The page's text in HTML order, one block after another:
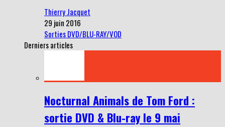
Thierry Jacquet
29 juin 2016
Sorties DVD/BLU-RAY/VOD
Derniers articles
Nocturnal Animals de Tom Ford :
sortie DVD & Blu-ray le 9 mai